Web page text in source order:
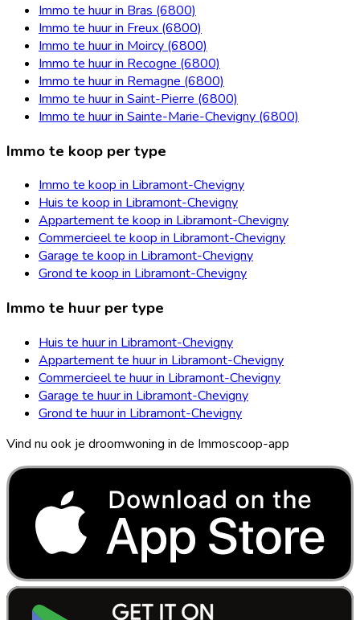
Immo te huur in Bras (6800)
Immo te huur in Freux (6800)
Immo te huur in Moircy (6800)
Immo te huur in Recogne (6800)
Immo te huur in Remagne (6800)
Immo te huur in Saint-Pierre (6800)
Immo te huur in Sainte-Marie-Chevigny (6800)
Immo te koop per type
Immo te koop in Libramont-Chevigny
Huis te koop in Libramont-Chevigny
Appartement te koop in Libramont-Chevigny
Commercieel te koop in Libramont-Chevigny
Garage te koop in Libramont-Chevigny
Grond te koop in Libramont-Chevigny
Immo te huur per type
Huis te huur in Libramont-Chevigny
Appartement te huur in Libramont-Chevigny
Commercieel te huur in Libramont-Chevigny
Garage te huur in Libramont-Chevigny
Grond te huur in Libramont-Chevigny
Vind nu ook je droomwoning in de Immoscoop-app